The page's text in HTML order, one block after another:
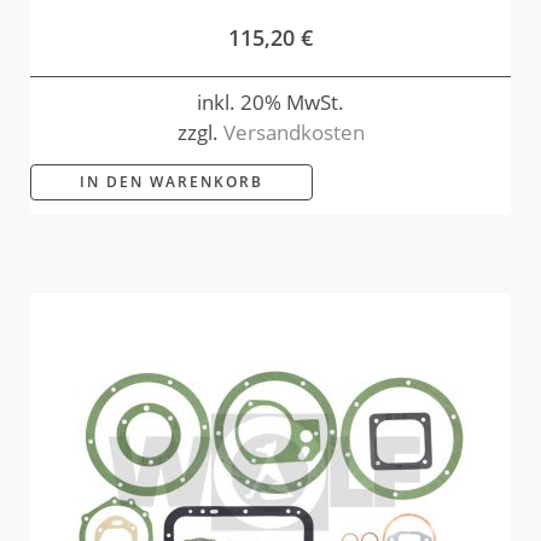
115,20 €
inkl. 20% MwSt.
zzgl. Versandkosten
IN DEN WARENKORB